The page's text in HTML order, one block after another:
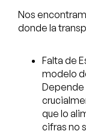
Nos
donde la
Falta de
modelo
Depende
que lo
cifras no